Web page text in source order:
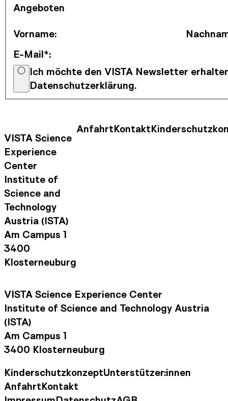
Angeboten
Vorname:
E-Mail*:
Ich möchte den VISTA Newsletter
Datenschutzerklärung.
VISTA Science
Experience
Center
Institute of
Science and
Technology
Austria (ISTA)
Am Campus 1
3400
Klosterneuburg
Kontaktinformationen
AnfahrtKontaktFooter
VISTA Science Experience Center
Institute of Science and Technology Austria
(ISTA)
Am Campus 1
3400 Klosterneuburg
Footer Navigation
KinderschutzkonzeptUnterstützer:innen
Kontaktinformationen
AnfahrtKontakt